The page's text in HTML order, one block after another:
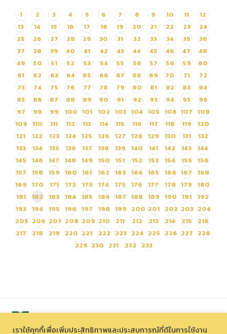
ภายในพื้นที่ศูนย์ประชุมและ
แสดงสินค้านานาชาติ
เฉลิมพระเกียรติ 7 รอบ
พระชนมพรรษา ประจำ
ปีงบประมาณ พ.ศ.2562
(ตั้งแต่วันที่ 1 ธันวาคม 2561 –
31 มีนาคม 2561)
1 2 3 4 5 6 7 8 9 10 11
12
13
14 15 16 17 18 19 20 21 22 23
24
25
26 27 28 29 30 31 32 33 34 35
36
37
38 39 40 41 42 43 44 45 46 47
48
49
50 51 52 53 54 55 56 57 58 59
60
61
62 63 64 65 66 67 68 69 70 71
72
73
74 75 76 77 78 79 80 81 82 83
84
85
86 87 88 89 90 91 92 93 94 95
96
97
98 99 100 101 102 103 104 105 106 107 108
109 110 111 112 113 114 115 116 117 118 119
120
121
122 123 124 125 126 127 128 129 130 131
132
133
134 135 136 137 138 139 140 141 142 143
144
145
146 147 148 149 150 151 152 153 154 155
156
157
158 159 160 161 162 163 164 165 166 167
168
169 170 171 172 173 174 175 176 177 178 179
180
181
182 183 184 185 186 187 188 189 190 191
192
193 194 195 196 197 198 199 200 201 202 203 204
205 206 207 208 209 210 211 212 213 214 215
216
217
218 219 220 221 222 223 224 225 226 227 228
229 230 231 232 233
เราใช้คุกกี้เพื่อเพิ่มประสิทธิภาพและประสบการณ์ที่ดีในการใช้งาน